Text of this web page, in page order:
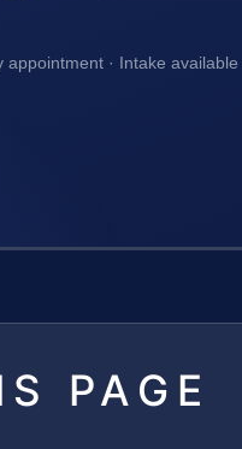
appointment · Intake
PAGE